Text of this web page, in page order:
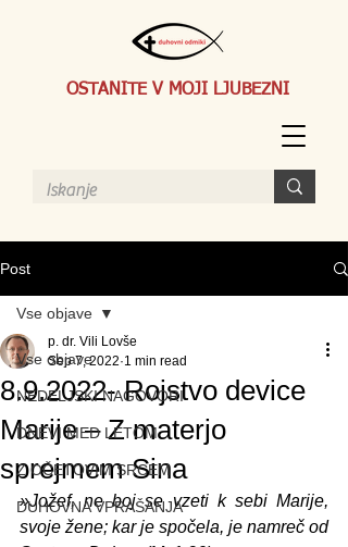
OSTANITE V MOJI LJUBEZNI
Post
Vse objave
NEDELJSKI NAGOVORI
DNEVI MED LETOM
Z OČETOVIM SRCEM
DUHOVNA VPRAŠANJA
Vse objave
8.9.2022- Rojstvo device
Marije – Z materjo
sprejmem Sina
p. dr. Vili Lovše
Sep 7, 2022 1 min read
»Jožef, ne boj se vzeti k sebi Marije,
svoje žene; kar je spočela, je namreč od